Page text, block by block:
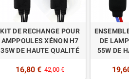
KIT DE RECHANGE POUR
AMPPOULES XÉNON H7
35W DE HAUTE QUALITÉ
16,80 € 42,00 €
DE
55W DE